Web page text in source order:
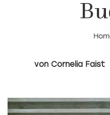
Cornelia Faist